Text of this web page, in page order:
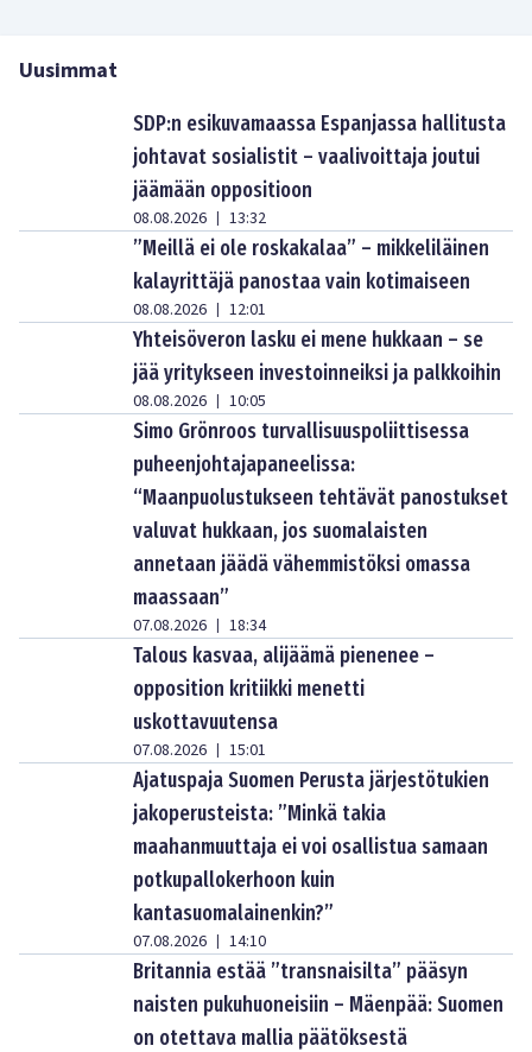
Uusimmat
SDP:n esikuvamaassa Espanjassa hallitusta
johtavat sosialistit – vaalivoittaja joutui
jäämään oppositioon
08.08.2026 | 13:32
”Meillä ei ole roskakalaa” – mikkeliläinen
kalayrittäjä panostaa vain kotimaiseen
08.08.2026 | 12:01
Yhteisöveron lasku ei mene hukkaan – se
jää yritykseen investoinneiksi ja palkkoihin
08.08.2026 | 10:05
Simo Grönroos turvallisuuspoliittisessa
puheenjohtajapaneelissa:
“Maanpuolustukseen tehtävät panostukset
valuvat hukkaan, jos suomalaisten
annetaan jäädä vähemmistöksi omassa
maassaan”
07.08.2026 | 18:34
Talous kasvaa, alijäämä pienenee –
opposition kritiikki menetti
uskottavuutensa
07.08.2026 | 15:01
Ajatuspaja Suomen Perusta järjestötukien
jakoperusteista: ”Minkä takia
maahanmuuttaja ei voi osallistua samaan
potkupallokerhoon kuin
kantasuomalainenkin?”
07.08.2026 | 14:10
Britannia estää ”transnaisilta” pääsyn
naisten pukuhuoneisiin – Mäenpää: Suomen
on otettava mallia päätöksestä